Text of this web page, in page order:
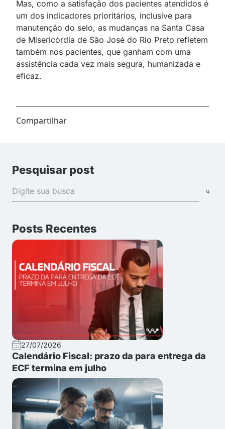
Mas, como a satisfação dos pacientes atendidos é
um dos indicadores prioritários, inclusive para
manutenção do selo, as mudanças na Santa Casa
de Misericórdia de São José do Rio Preto refletem
também nos pacientes, que ganham com uma
assistência cada vez mais segura, humanizada e
eficaz.
Compartilhar
Pesquisar post
Posts Recentes
27/07/2026
Calendário Fiscal: prazo da para entrega da
ECF termina em julho